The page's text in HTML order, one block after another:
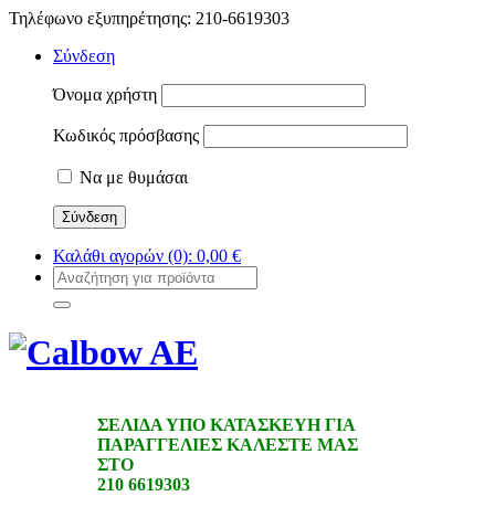
Τηλέφωνο εξυπηρέτησης: 210-6619303
Σύνδεση
Όνομα χρήστη
Κωδικός πρόσβασης
Να με θυμάσαι
Καλάθι αγορών (0): 0,00 €
ΣΕΛΙΔΑ ΥΠΟ ΚΑΤΑΣΚΕΥΗ ΓΙΑ
ΠΑΡΑΓΓΕΛΙΕΣ ΚΑΛΕΣΤΕ ΜΑΣ
ΣΤΟ
210 6619303